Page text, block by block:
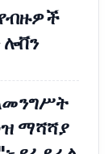
ሎቨን
ማሻሻያ